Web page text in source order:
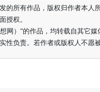
的所有作品，版权归作者本人
授权。
网）”的作品，均转载自其它
性负责。若作者或版权人不愿